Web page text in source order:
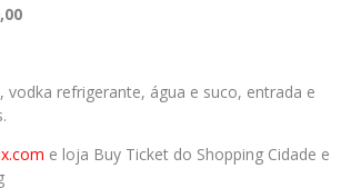
vodka refrigerante, água e suco, entrada e
e loja Buy Ticket do Shopping Cidade e